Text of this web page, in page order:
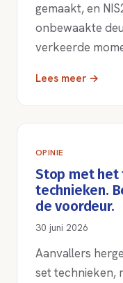
gemaakt, en
onbewaakte
verkeerde
Lees meer →
OPINIE
Stop met het
technieken.
de voordeur.
30 juni 2026
Aanvallers
set technieken,